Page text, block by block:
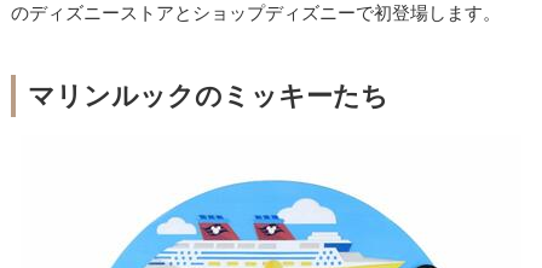
のディズニーストアとショップディズニーで初登場します。
マリンルックのミッキーたち